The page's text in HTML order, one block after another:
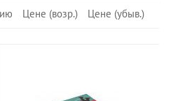
Цене (возр.) Цене (убыв.)